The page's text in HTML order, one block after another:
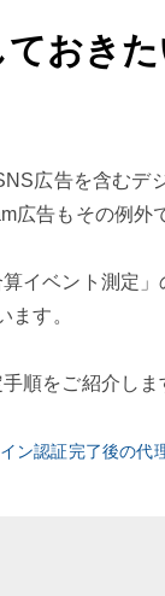
ておき
広告を含むデ
告もその例外
イベント測定
ます。
順をご紹介しま
ン認証完了後の代